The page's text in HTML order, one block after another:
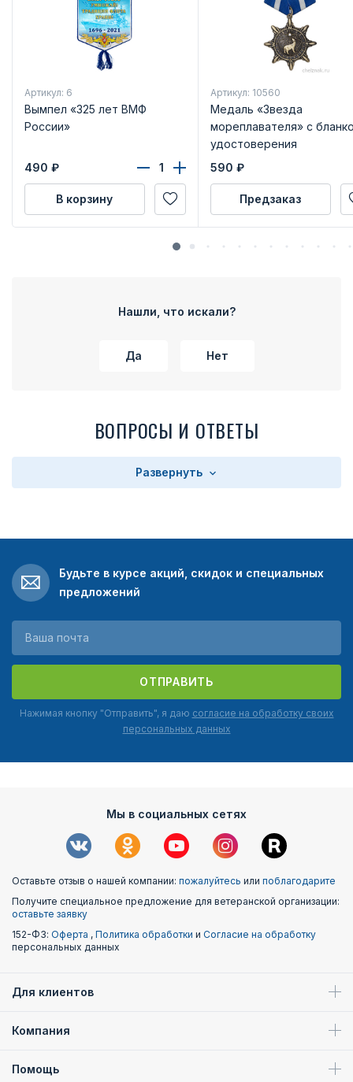
Артикул: 6
Вымпел «325 лет ВМФ
России»
490 ₽
В корзину
Артикул: 10560
Медаль «Звезда
мореплавателя» с
удостоверения
590 ₽
Предзаказ
Нашли, что искали?
Да Нет
ВОПРОСЫ И ОТВЕТЫ
Развернуть
Будьте в курсе акций, скидок и специальных
предложений
ОТПРАВИТЬ
Нажимая кнопку "Отправить", я даю согласие на обработку своих
персональных данных
Мы в социальных сетях
Оставьте отзыв о нашей компании: пожалуйтесь или поблагодарите
Получите специальное предложение для ветеранской организации:
оставьте заявку
152-ФЗ: Оферта , Политика обработки и Согласие на обработку
персональных данных
Для клиентов
Компания
Помощь